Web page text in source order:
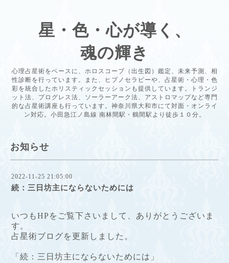
星・色・心が導く、
魂の輝き
心理占星術をベースに、ホロスコープ（出生図）鑑定、未来予測、相
性診断を行っています。また、ヒプノセラピーや、占星術・心理・色
彩を統合したホリスティックセッションも提供しています。トランジ
ット法、プログレス法、ソーラーアーク法、アストロマップなど専門
的な占星術講座も行っています。神奈川県大和市にて対面・オンライ
ン対応。小田急江ノ島線 南林間駅・鶴間駅より徒歩１０分。
お知らせ
2022-11-25 21:05:00
続：三日坊主にならないためには
いつもHPをご覧下さいまして、ありがとうございま
す。
占星術ブログを更新しました。
「続：三日坊主にならないためには」